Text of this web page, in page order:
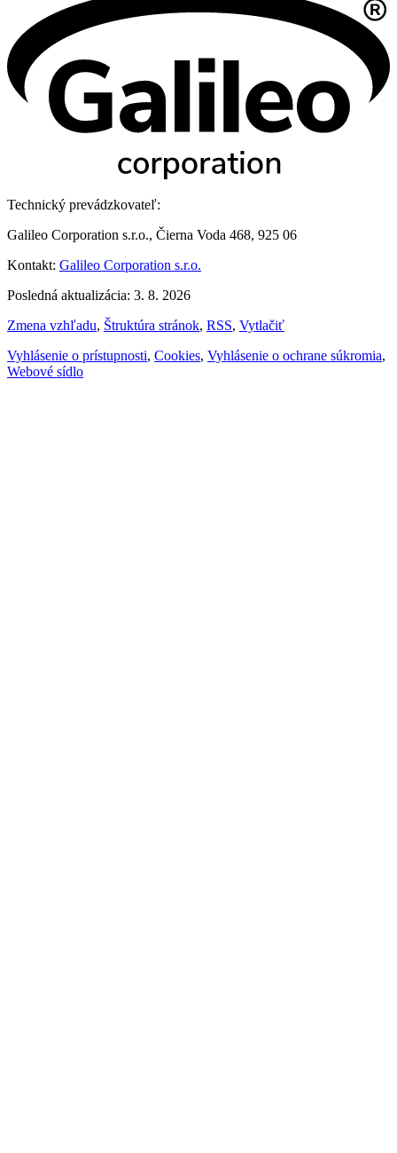
Technický prevádzkovateľ:
Galileo Corporation s.r.o., Čierna Voda 468, 925 06
Kontakt: Galileo Corporation s.r.o.
Posledná aktualizácia: 3. 8. 2026
Zmena vzhľadu, Štruktúra stránok, RSS, Vytlačiť
Vyhlásenie o prístupnosti, Cookies, Vyhlásenie o ochrane súkromia,
Webové sídlo